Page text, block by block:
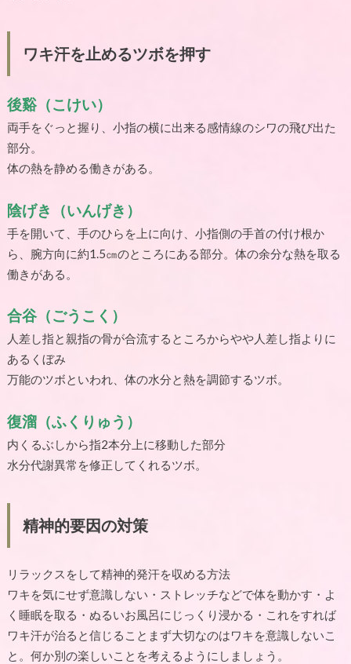
ワキ汗を止めるツボを押す
後谿（こけい）
両手をぐっと握り、小指の横に出来る感情線のシワの飛び出た
部分。
体の熱を静める働きがある。
陰げき（いんげき）
手を開いて、手のひらを上に向け、小指側の手首の付け根か
ら、腕方向に約1.5㎝のところにある部分。体の余分な熱を取る
働きがある。
合谷（ごうこく）
人差し指と親指の骨が合流するところからやや人差し指よりに
あるくぼみ
万能のツボといわれ、体の水分と熱を調節するツボ。
復溜（ふくりゅう）
内くるぶしから指2本分上に移動した部分
水分代謝異常を修正してくれるツボ。
精神的要因の対策
リラックスをして精神的発汗を収める方法
ワキを気にせず意識しない・ストレッチなどで体を動かす・よ
く睡眠を取る・ぬるいお風呂にじっくり浸かる・これをすれば
ワキ汗が治ると信じることまず大切なのはワキを意識しないこ
と。何か別の楽しいことを考えるようにしましょう。